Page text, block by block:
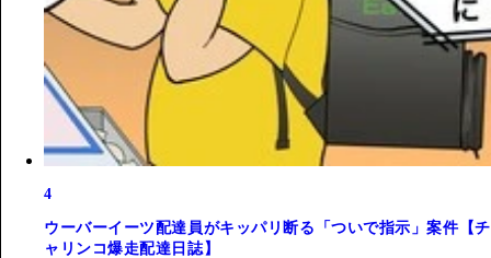
4
ウーバーイーツ配達員がキッパリ断る「ついで指示」案件【チ
ャリンコ爆走配達日誌】